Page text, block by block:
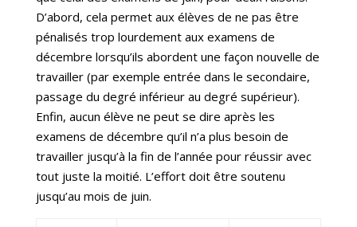
D’abord, cela permet aux élèves de ne pas être
pénalisés trop lourdement aux examens de
décembre lorsqu’ils abordent une façon nouvelle de
travailler (par exemple entrée dans le secondaire,
passage du degré inférieur au degré supérieur).
Enfin, aucun élève ne peut se dire après les
examens de décembre qu’il n’a plus besoin de
travailler jusqu’à la fin de l’année pour réussir avec
tout juste la moitié. L’effort doit être soutenu
jusqu’au mois de juin.